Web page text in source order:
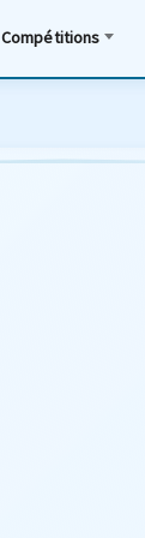
Compétitions